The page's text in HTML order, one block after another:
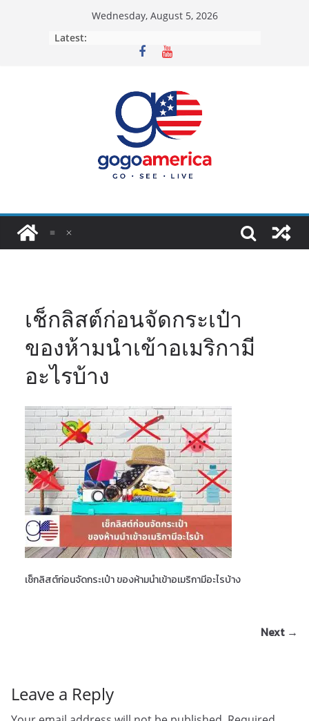
Wednesday, August 5, 2026
Latest:
เช็กลิสต์ก่อนจัดกระเป๋า
ของห้ามนำเข้าอเมริกามี
อะไรบ้าง
เช็กลิสต์ก่อนจัดกระเป๋า ของห้ามนำเข้าอเมริกามีอะไรบ้าง
Next →
Leave a Reply